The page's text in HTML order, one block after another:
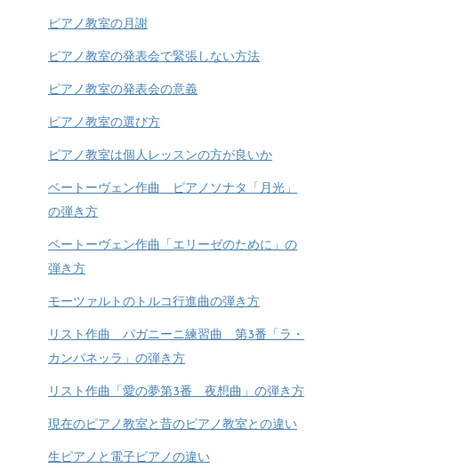
ピアノ教室の月謝
ピアノ教室の発表会で緊張しない方法
ピアノ教室の発表会の意義
ピアノ教室の選び方
ピアノ教室は個人レッスンの方が良いか
ベートーヴェン作曲 ピアノソナタ「月光」
の弾き方
ベートーヴェン作曲「エリーゼのために」の
弾き方
モーツァルトのトルコ行進曲の弾き方
リスト作曲 パガニーニ練習曲 第3番「ラ・
カンパネッラ」の弾き方
リスト作曲「愛の夢第3番 夜想曲」の弾き方
現在のピアノ教室と昔のピアノ教室との違い
生ピアノと電子ピアノの違い